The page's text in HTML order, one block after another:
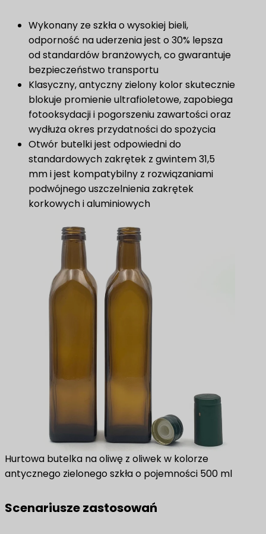
Wykonany ze szkła o wysokiej bieli,
odporność na uderzenia jest o 30% lepsza
od standardów branżowych, co gwarantuje
bezpieczeństwo transportu
Klasyczny, antyczny zielony kolor skutecznie
blokuje promienie ultrafioletowe, zapobiega
fotooksydacji i pogorszeniu zawartości oraz
wydłuża okres przydatności do spożycia
Otwór butelki jest odpowiedni do
standardowych zakrętek z gwintem 31,5
mm i jest kompatybilny z rozwiązaniami
podwójnego uszczelnienia zakrętek
korkowych i aluminiowych
Hurtowa butelka na oliwę z oliwek w kolorze
antycznego zielonego szkła o pojemności 500 ml
Scenariusze zastosowań